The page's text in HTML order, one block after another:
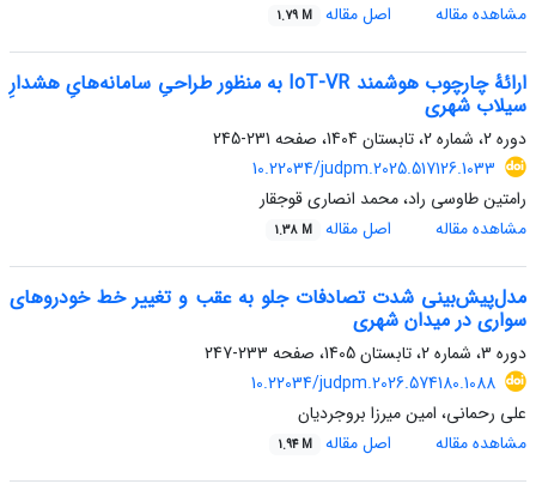
مشاهده مقاله
اصل مقاله 1.79 M
ارائۀ چارچوب هوشمند IoT-VR به منظور طراحیِ سامانه‌هایِ هشدارِ
سیلاب شهری
دوره 2، شماره 2، تابستان 1404، صفحه
231-245
10.22034/judpm.2025.517126.1033
رامتین طاوسی راد، محمد انصاری قوجقار
مشاهده مقاله
اصل مقاله 1.38 M
مدل‌پیش‌بینی شدت تصادفات جلو ‌به‌ عقب و تغییر خط خودروهای
سواری در میدان شهری
دوره 3، شماره 2، تابستان 1405، صفحه
233-247
10.22034/judpm.2026.574180.1088
علی رحمانی، امین میرزا بروجردیان
مشاهده مقاله
اصل مقاله 1.94 M